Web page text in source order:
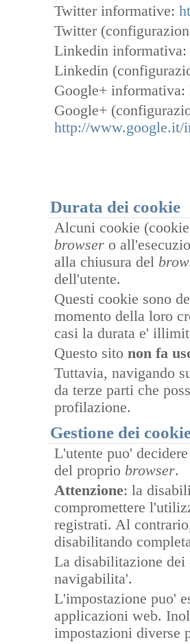
Twitter informative:
Twitter
Linkedin
Linkedin
Google+ informativa:
Google+
http://www.google.it/
Durata dei cookie
Alcuni cookie
browser o
alla chiusura del
dell'utente.
Questi cookie sono
momento della loro
casi la durata e'
Questo sitonon fa
Tuttavia, navigando
da terze parti che
profilazione.
Gestione dei
L'utente puo'
del proprio browser.
Attenzione: la
compromettere
registrati. Al
disabilitando
La disabilitazione
navigabilita'.
L'impostazione puo'
applicazioni web.
impostazioni diverse